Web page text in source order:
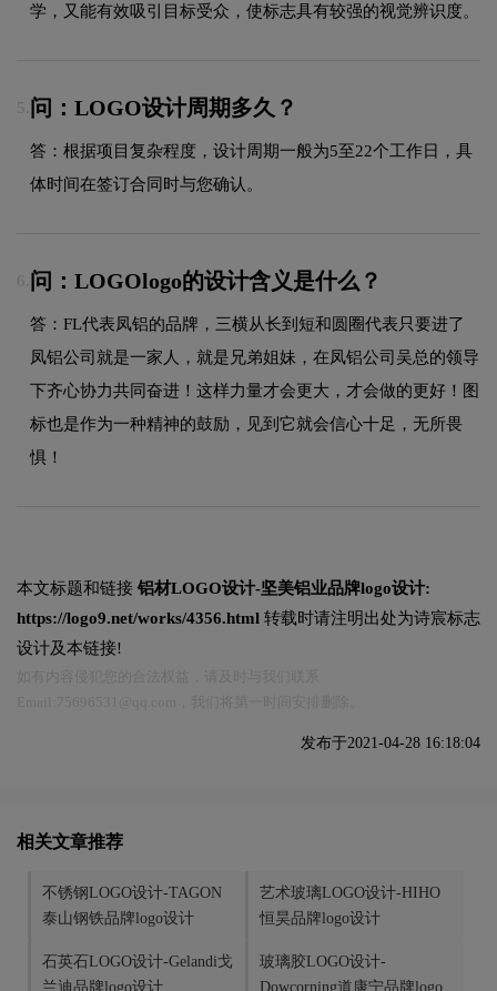
学，又能有效吸引目标受众，使标志具有较强的视觉辨识度。
5. 问：LOGO设计周期多久？
答：根据项目复杂程度，设计周期一般为5至22个工作日，具
体时间在签订合同时与您确认。
6. 问：LOGOlogo的设计含义是什么？
答：FL代表凤铝的品牌，三横从长到短和圆圈代表只要进了
凤铝公司就是一家人，就是兄弟姐妹，在凤铝公司吴总的领导
下齐心协力共同奋进！这样力量才会更大，才会做的更好！图
标也是作为一种精神的鼓励，见到它就会信心十足，无所畏
惧！
本文标题和链接 铝材LOGO设计-坚美铝业品牌logo设计:
https://logo9.net/works/4356.html 转载时请注明出处为诗宸标志
设计及本链接!
发布于2021-04-28 16:18:04
相关文章推荐
不锈钢LOGO设计-TAGON
泰山钢铁品牌logo设计
艺术玻璃LOGO设计-HIHO
恒昊品牌logo设计
石英石LOGO设计-Gelandi戈
兰迪品牌logo设计
玻璃胶LOGO设计-
Dowcorning道康宁品牌logo